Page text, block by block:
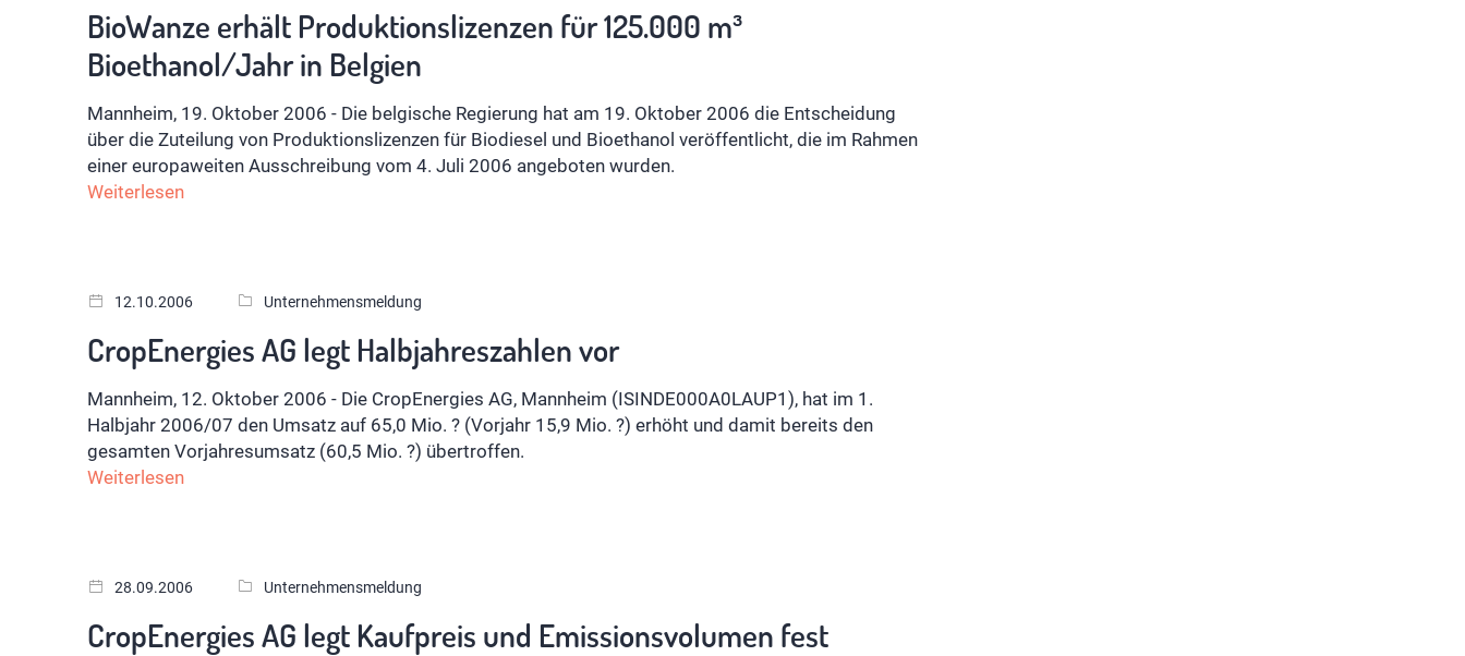
BioWanze erhält Produktionslizenzen für 125.000 m³
Bioethanol/Jahr in Belgien
Mannheim, 19. Oktober 2006 - Die belgische Regierung hat am 19. Oktober 2006 die Entscheidung
über die Zuteilung von Produktionslizenzen für Biodiesel und Bioethanol veröffentlicht, die im Rahmen
einer europaweiten Ausschreibung vom 4. Juli 2006 angeboten wurden.
Weiterlesen
12.10.2006 Unternehmensmeldung
CropEnergies AG legt Halbjahreszahlen vor
Mannheim, 12. Oktober 2006 - Die CropEnergies AG, Mannheim (ISINDE000A0LAUP1), hat im 1.
Halbjahr 2006/07 den Umsatz auf 65,0 Mio. ? (Vorjahr 15,9 Mio. ?) erhöht und damit bereits den
gesamten Vorjahresumsatz (60,5 Mio. ?) übertroffen.
Weiterlesen
28.09.2006 Unternehmensmeldung
CropEnergies AG legt Kaufpreis und Emissionsvolumen fest